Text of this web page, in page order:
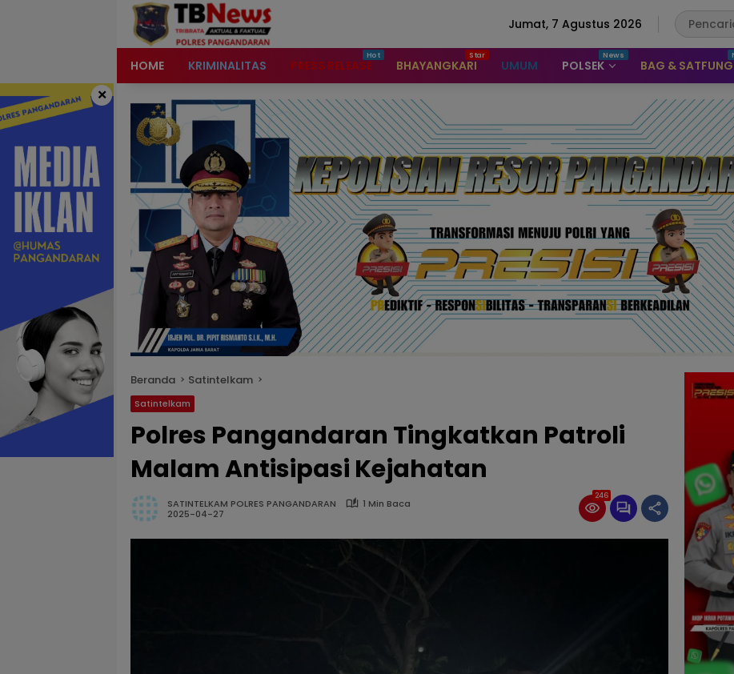
Jumat, 7 Agustus 2026
HOME KRIMINALITAS PRESS RELEASE BHAYANGKARI UMUM POLSEK BAG & SATFUNG
×
Beranda Satintelkam
Satintelkam
Polres Pangandaran Tingkatkan Patroli
Malam Antisipasi Kejahatan
SATINTELKAM POLRES PANGANDARAN
1 Min Baca
2025-04-27
246